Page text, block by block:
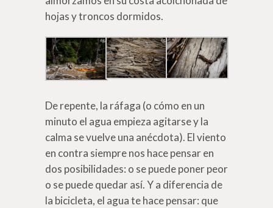
hojas y troncos dormidos.
De repente, la ráfaga (o cómo en un
minuto el agua empieza agitarse y la
calma se vuelve una anécdota). El viento
en contra siempre nos hace pensar en
dos posibilidades: o se puede poner peor
o se puede quedar así. Y a diferencia de
la bicicleta, el agua te hace pensar: que